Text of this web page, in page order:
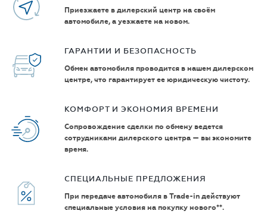
Приезжаете в дилерский центр на своём
автомобиле, а уезжаете на новом.
ГАРАНТИИ И БЕЗОПАСНОСТЬ
Обмен автомобиля проводится в нашем дилерском
центре, что гарантирует ее юридическую чистоту.
КОМФОРТ И ЭКОНОМИЯ ВРЕМЕНИ
Сопровождение сделки по обмену ведется
сотрудниками дилерского центра — вы экономите
время.
СПЕЦИАЛЬНЫЕ ПРЕДЛОЖЕНИЯ
При передаче автомобиля в Trade-in действуют
специальные условия на покупку нового**.